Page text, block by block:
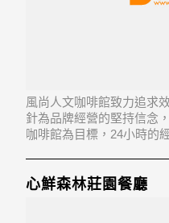
風尚人文咖啡館致力追求
針為品牌經營的堅持信念
咖啡館為目標，24小時的
心鮮森林莊園餐廳